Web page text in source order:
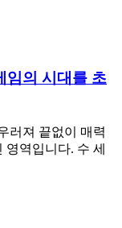
임의 시대를 초
러져 끝없이 매력
역입니다. 수 세